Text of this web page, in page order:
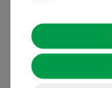
Unternehmen
Projekte und